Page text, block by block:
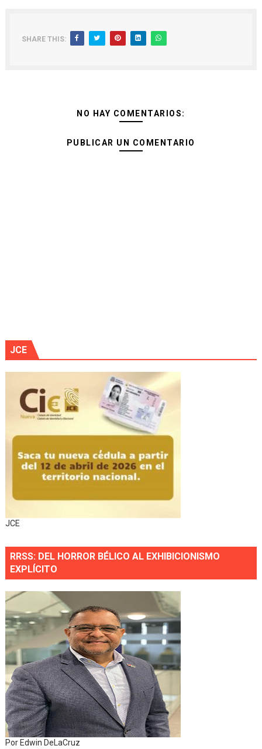
SHARE THIS:
NO HAY COMENTARIOS:
PUBLICAR UN COMENTARIO
JCE
JCE
RRSS: DEL HORROR BÉLICO AL EXHIBICIONISMO
EXPLÍCITO
Por Edwin DeLaCruz